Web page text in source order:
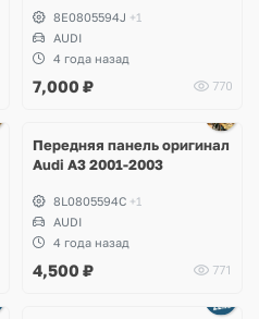
8E0805594J +1
AUDI
4 года назад
7,000 ₽ 770
Передняя панель оригинал
Audi A3 2001-2003
8L0805594C +1
AUDI
4 года назад
4,500 ₽ 771